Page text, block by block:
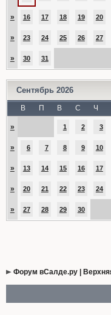
» 16 17 18 19 20
» 23 24 25 26 27
» 30 31
Сентябрь 2026
В П В С Ч
» 1 2 3
» 6 7 8 9 10
» 13 14 15 16 17
» 20 21 22 23 24
» 27 28 29 30
Форум вСалде.ру |